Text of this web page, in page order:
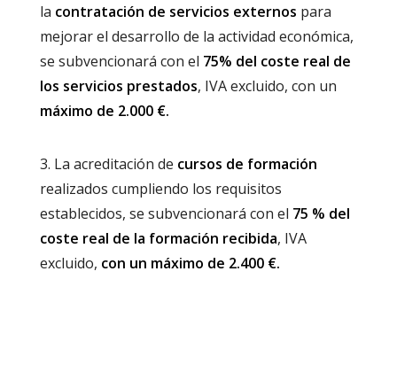
la contratación de servicios externos para
mejorar el desarrollo de la actividad económica,
se subvencionará con el 75% del coste real de
los servicios prestados, IVA excluido, con un
máximo de 2.000 €.
3. La acreditación de cursos de formación
realizados cumpliendo los requisitos
establecidos, se subvencionará con el 75 % del
coste real de la formación recibida, IVA
excluido, con un máximo de 2.400 €.